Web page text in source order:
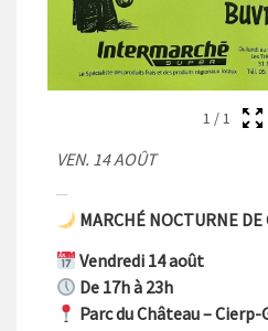
1 /1
VEN. 14 AOÛT
MARCHÉ NOCTURNE DE
Vendredi 14 août
De 17h à 23h
Parc du Château – Cierp-